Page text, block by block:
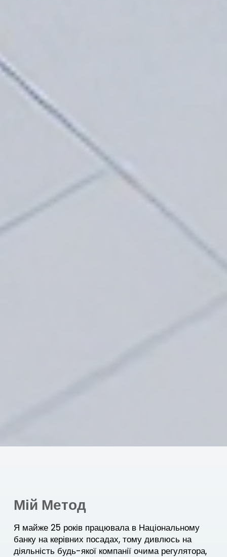
Мій Метод
Я майже 25 років працювала в Національному
банку на керівних посадах, тому дивлюсь на
діяльність будь-якої компанії очима регулятора,